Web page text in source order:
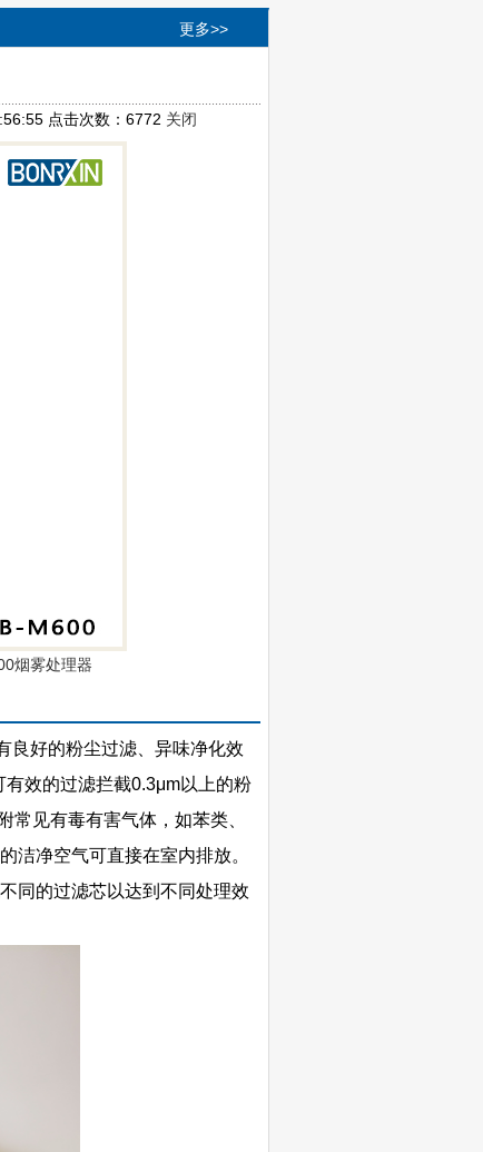
更多>>
点击次数：6772 关闭
烟雾处理器
良好的粉尘过滤、异味净化效
效的过滤拦截0.3μm以上的粉
见有毒有害气体，如苯类、
洁净空气可直接在室内排放。
同的过滤芯以达到不同处理效